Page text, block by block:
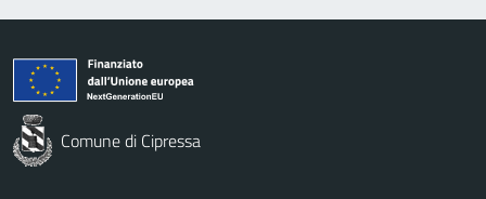
Comune di Cipressa